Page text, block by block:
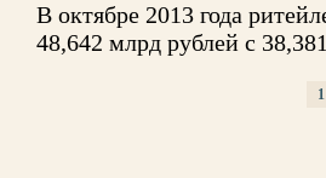
В октябре 2013 года
48,642 млрд рублей с
1